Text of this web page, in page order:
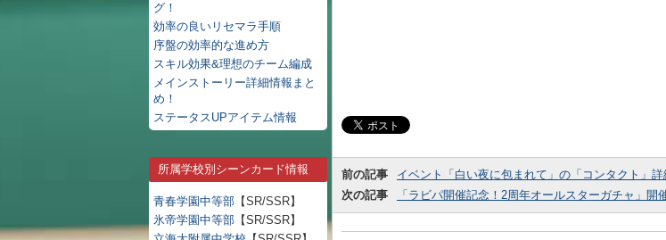
グ！
効率の良いリセマラ手順
序盤の効率的な進め方
スキル効果&理想のチーム編成
メインストーリー詳細情報まと
め！
ステータスUPアイテム情報
所属学校別シーンカード情報
青春学園中等部 【SR/SSR】
氷帝学園中等部 【SR/SSR】
前の記事
イベント「白い夜に包まれて」の「コンタクト」詳細まとめ！イベ
次の記事
「ラビパ開催記念！2周年オールスターガチャ」開催！好きなシーンカードを